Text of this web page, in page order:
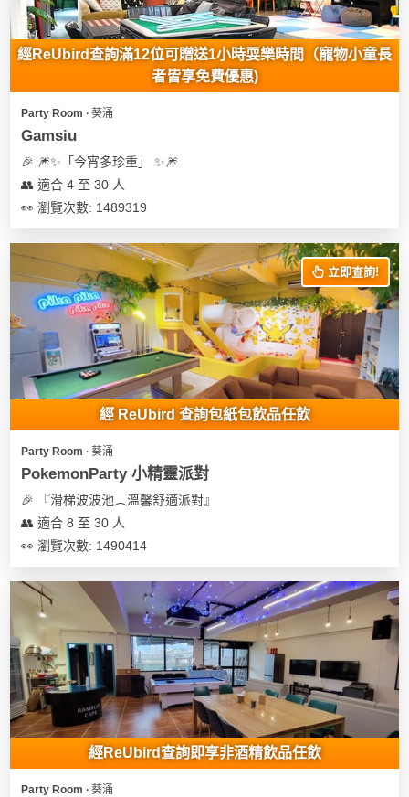
經ReUbird查詢滿12位可贈送1小時耍樂時間（寵物小童長
者皆享免費優惠)
Party Room ∙ 葵涌
Gamsiu
🎉 🎆✨「今宵多珍重」 ✨🎆
👥 適合 4 至 30 人
👀 瀏覽次數: 1489319
立即查詢!
經 ReUbird 查詢包紙包飲品任飲
Party Room ∙ 葵涌
PokemonParty 小精靈派對
🎉 『滑梯波波池︵溫馨舒適派對』
👥 適合 8 至 30 人
👀 瀏覽次數: 1490414
經ReUbird查詢即享非酒精飲品任飲
Party Room ∙ 葵涌